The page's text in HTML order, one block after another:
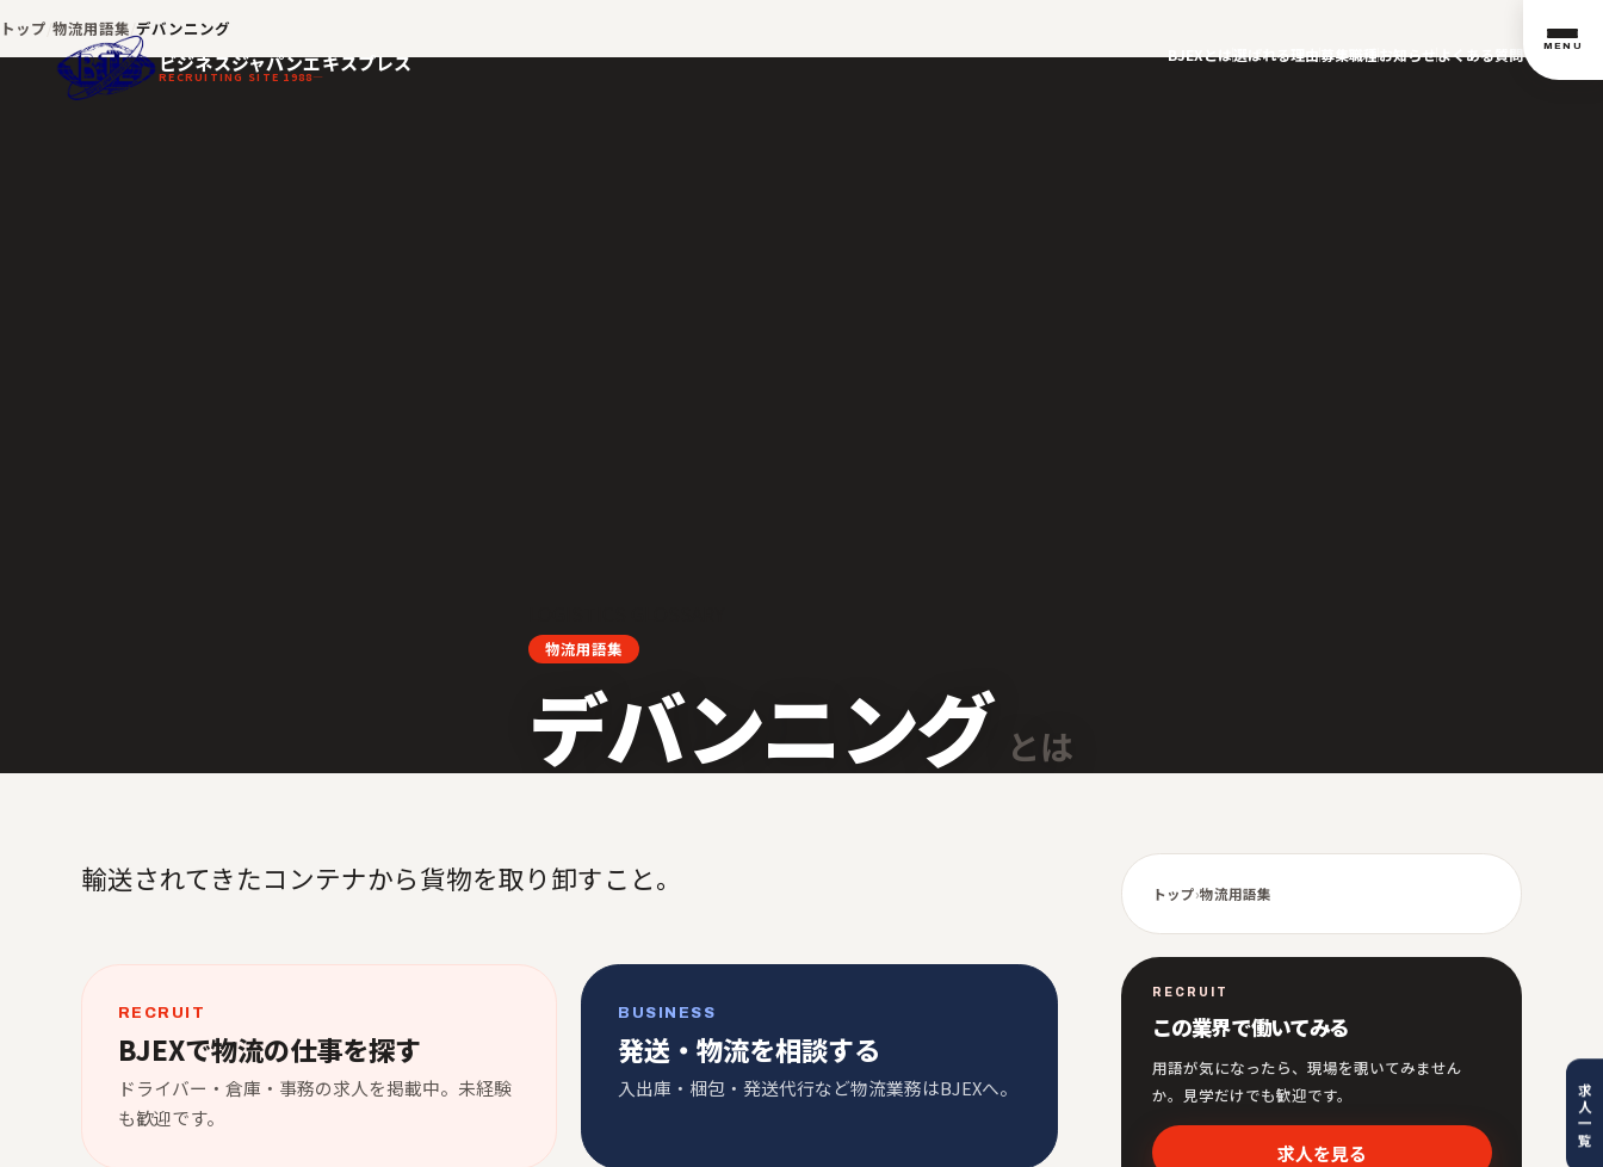
ビジネスジャパンエキスプレス
RECRUITING SITE 1988—
BJEXとは選ばれる理由募集職種お知らせよくある質問 MENU
トップ 物流用語集 デバンニング
物流用語集
デバンニング とは
輸送されてきたコンテナから貨物を取り卸すこと。
RECRUIT
BJEXで物流の仕事を探す
ドライバー・倉庫・事務の求人を掲載中。未経験
も歓迎です。
BUSINESS
発送・物流を相談する
入出庫・梱包・発送代行など物流業務はBJEXへ。
トップ›物流用語集
RECRUIT
この業界で働いてみる
用語が気になったら、現場を覗いてみません
か。見学だけでも歓迎です。
求人を見る
求人一覧